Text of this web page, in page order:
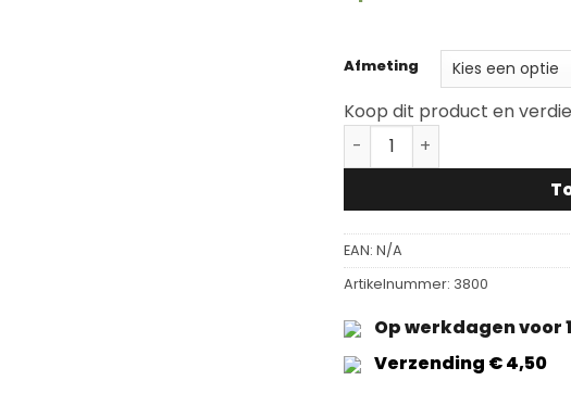
Afmeting
Koop dit product en
Stoeldoppen vierkant
EAN: N/A
Artikelnummer: 3800
Op werkdagen voor
Verzending € 4,50